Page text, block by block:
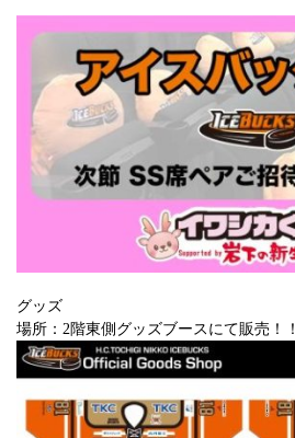
グッズ
場所：2階東側グッズブースにて販売！！